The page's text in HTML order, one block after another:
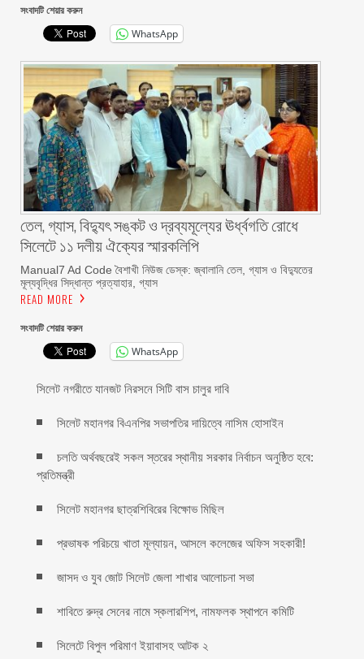
সংবাদটি শেয়ার করুন
WhatsApp
তেল, গ্যাস, বিদ্যুৎ সঙ্কট ও দ্রব্যমূল্যের ঊর্ধ্বগতি রোধে
সিলেটে ১১ দলীয় ঐক্যের স্মারকলিপি
Manual7 Ad Code বৈশাখী নিউজ ডেস্ক: জ্বালানি তেল, গ্যাস ও বিদ্যুতের
মূল্যবৃদ্ধির সিদ্ধান্ত প্রত্যাহার, গ্যাস
READ MORE
সংবাদটি শেয়ার করুন
WhatsApp
সিলেট নগরীতে যানজট নিরসনে সিটি বাস চালুর দাবি
সিলেট মহানগর বিএনপির সভাপতির দায়িত্বে নাসিম হোসাইন
চলতি অর্থবছরেই সকল স্তরের স্থানীয় সরকার নির্বাচন অনুষ্ঠিত হবে:
প্রতিমন্ত্রী
সিলেট মহানগর ছাত্রশিবিরের বিক্ষোভ মিছিল
প্রভাষক পরিচয়ে খাতা মূল্যায়ন, আসলে কলেজের অফিস সহকারী!
জাসদ ও যুব জোট সিলেট জেলা শাখার আলোচনা সভা
শাবিতে রুদ্র সেনের নামে স্কলারশিপ, নামফলক স্থাপনে কমিটি
সিলেটে বিপুল পরিমাণ ইয়াবাসহ আটক ২